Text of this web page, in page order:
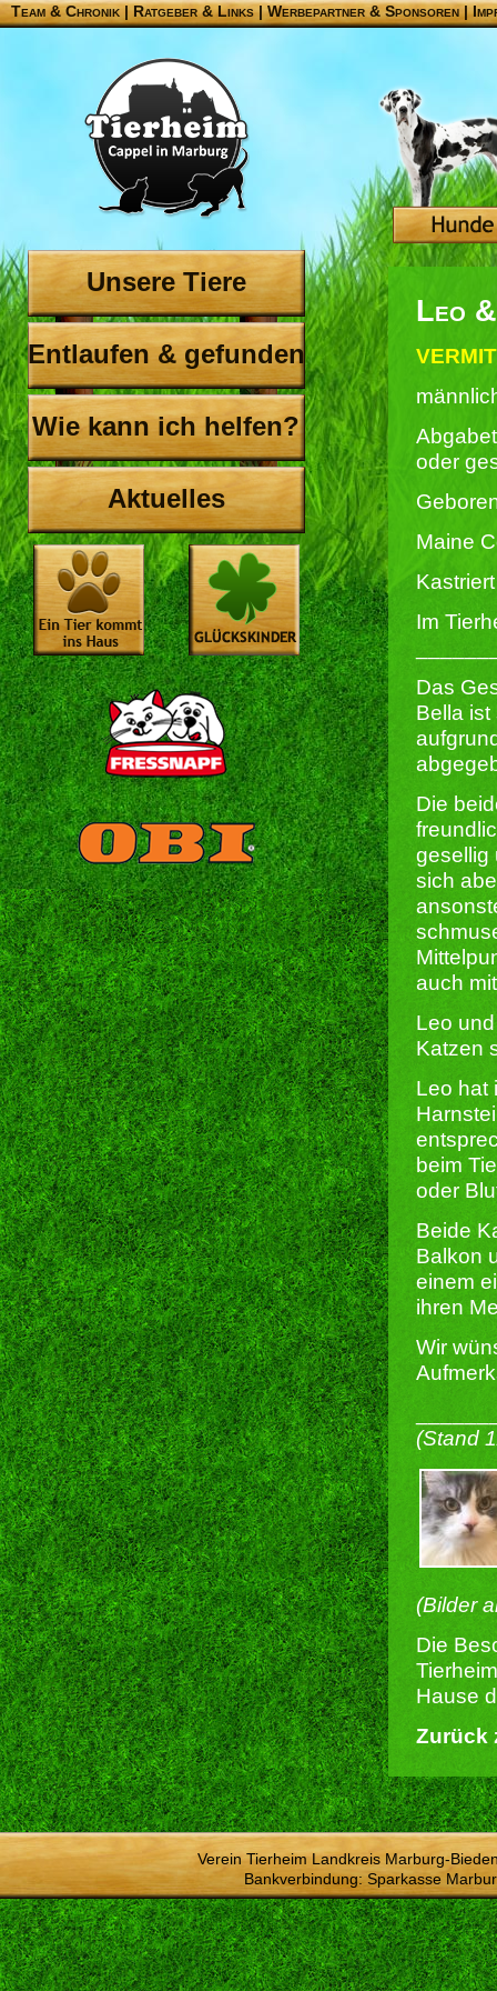
Team & Chronik |Ratgeber & Links|Werbepartner & Sponsoren|
Unsere Tiere
Entlaufen & gefunden
Wie kann ich helfen?
Aktuelles
Leo
oder
Maine
Im
Das
Bella
Die
gesellig
sich
auch
Leo
Katzen
Leo hat
beim
oder
Beide
Balkon
einem
ihren
Wir
(Stand
(Bilder
Die
Hause
Zurück
Verein Tierheim Landkreis Marburg-
Bankverbindung: Sparkasse